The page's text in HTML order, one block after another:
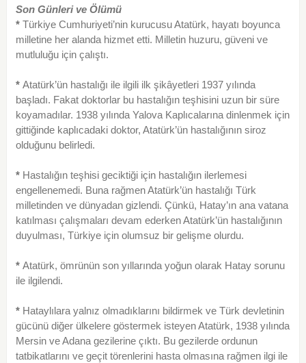
Son Günleri ve Ölümü
* Türkiye Cumhuriyeti’nin kurucusu Atatürk, hayatı boyunca
milletine her alanda hizmet etti. Milletin huzuru, güveni ve
mutluluğu için çalıştı.
* Atatürk’ün hastalığı ile ilgili ilk şikâyetleri 1937 yılında
başladı. Fakat doktorlar bu hastalığın teşhisini uzun bir süre
koyamadılar. 1938 yılında Yalova Kap­lıcalarına dinlenmek için
gittiğinde kaplıcadaki doktor, Atatürk’ün hastalığının siroz
olduğunu belirledi.
* Hastalığın teşhisi geciktiği için hastalığın iler­lemesi
engellenemedi. Buna rağmen Atatürk’ün has­talığı Türk
milletinden ve dünyadan gizlendi. Çünkü, Hatay’ın ana vatana
katılması çalışmaları devam ederken Atatürk’ün hastalığının
duyulması, Türkiye için olumsuz bir gelişme olurdu.
* Atatürk, ömrünün son yıllarında yoğun olarak Hatay sorunu
ile ilgilendi.
* Hataylılara yalnız olmadıklarını bildirmek ve Türk devletinin
gücünü diğer ülkelere göstermek iste­yen Atatürk, 1938 yılında
Mersin ve Adana gezilerine çıktı. Bu gezilerde ordunun
tatbikatlarını ve geçit tö­renlerini hasta olmasına rağmen ilgi ile